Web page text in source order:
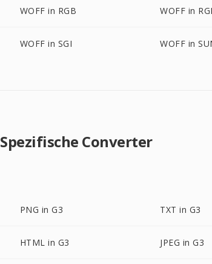
WOFF in RGB WOFF in
WOFF in SGI WOFF in
Spezifische Converter
PNG in G3 TXT in G3
HTML in G3 JPEG in G3